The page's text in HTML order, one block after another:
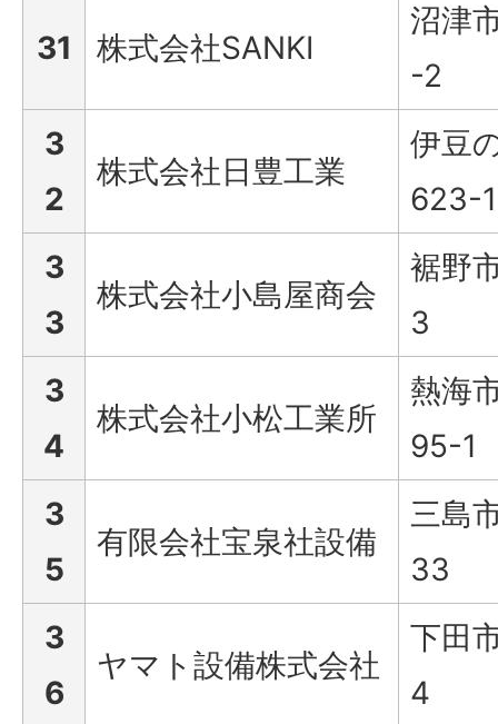
31 株式会社SANKI
沼津
-2
3
2
株式会社日豊工業
伊豆
623-
3
3
株式会社小島屋商会
裾野
3
3
4
株式会社小松工業所
熱海
95-1
3
5
有限会社宝泉社設備
三島
33
3
6
ヤマト設備株式会社
下田
4